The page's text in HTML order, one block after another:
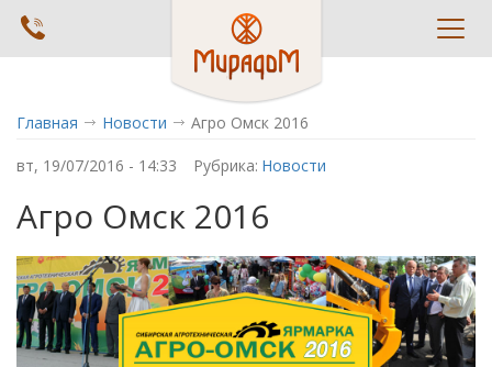
Главная Новости Агро Омск 2016
вт, 19/07/2016 - 14:33 Рубрика: Новости
Агро Омск 2016